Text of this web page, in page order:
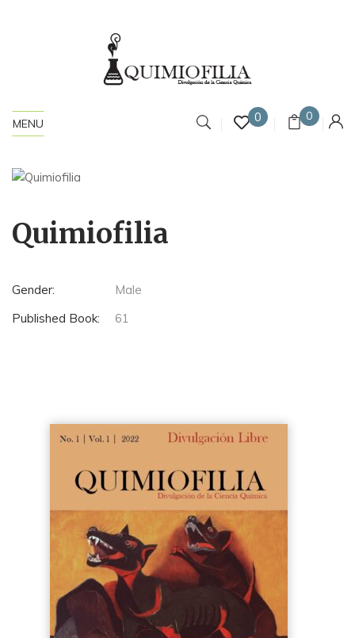
MENU 0 0
Quimiofilia
Gender:
Male
Published Book:
61